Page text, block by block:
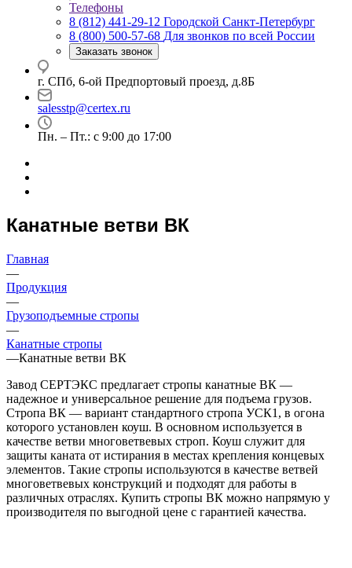
Телефоны
8 (812) 441-29-12 Городской Санкт-Петербург
8 (800) 500-57-68 Для звонков по всей России
Заказать звонок
г. СПб, 6-ой Предпортовый проезд, д.8Б
salesstp@certex.ru
Пн. – Пт.: с 9:00 до 17:00
Канатные ветви ВК
Главная
—
Продукция
—
Грузоподъемные стропы
—
Канатные стропы
—Канатные ветви ВК
Завод СЕРТЭКС предлагает стропы канатные ВК —
надежное и универсальное решение для подъема грузов.
Стропа ВК — вариант стандартного стропа УСК1, в огона
которого установлен коуш. В основном используется в
качестве ветви многоветвевых строп. Коуш служит для
защиты каната от истирания в местах крепления концевых
элементов. Такие стропы используются в качестве ветвей
многоветвевых конструкций и подходят для работы в
различных отраслях. Купить стропы ВК можно напрямую у
производителя по выгодной цене с гарантией качества.